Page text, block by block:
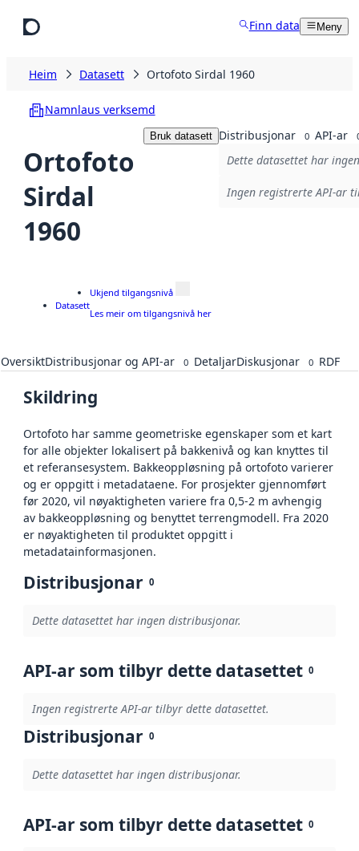
Finn data Meny
Heim Datasett Ortofoto Sirdal 1960
Namnlaus verksemd
Ortofoto
Sirdal
1960
Bruk datasett Distribusjonar 0 API-ar
Dette datasettet har
Ingen registrerte API-ar
Datasett
Ukjend tilgangsnivå
Les meir om tilgangsnivå her
OversiktDistribusjonar og API-ar 0 DetaljarDiskusjonar 0 RDF
Skildring
Ortofoto har samme geometriske egenskaper som et kart
for alle objekter lokalisert på bakkenivå og kan knyttes til
et referansesystem. Bakkeoppløsning på ortofoto varierer
og er oppgitt i metadataene. For prosjekter gjennomført
før 2020, vil nøyaktigheten variere fra 0,5-2 m avhengig
av bakkeoppløsning og benyttet terrengmodell. Fra 2020
er nøyaktigheten til produktet oppgitt i
metadatainformasjonen.
Distribusjonar 0
Dette datasettet har ingen distribusjonar.
API-ar som tilbyr dette datasettet 0
Ingen registrerte API-ar tilbyr dette datasettet.
Distribusjonar 0
Dette datasettet har ingen distribusjonar.
API-ar som tilbyr dette datasettet 0